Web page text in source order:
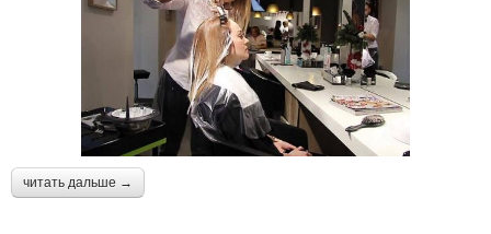
читать дальше →